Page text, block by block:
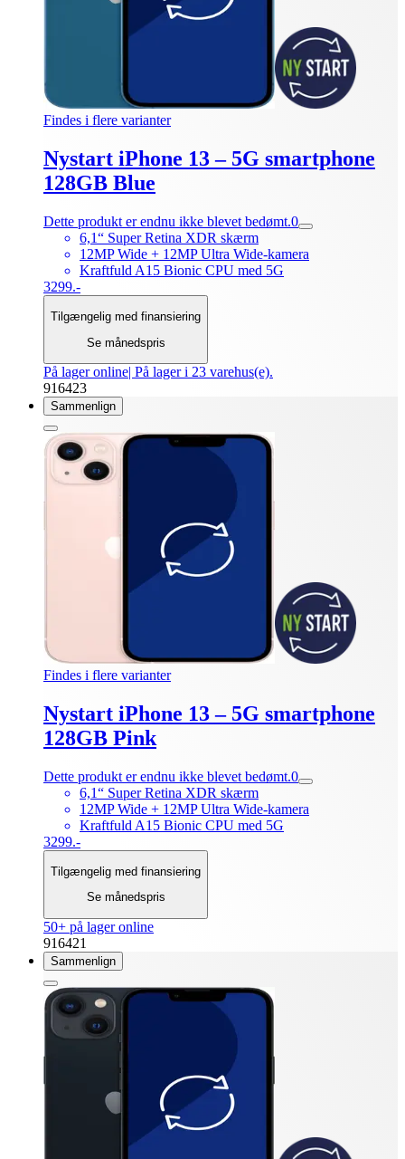
Findes i flere varianter
Nystart iPhone 13 – 5G smartphone
128GB Blue
Dette produkt er endnu ikke blevet bedømt.0
6,1“ Super Retina XDR skærm
12MP Wide + 12MP Ultra Wide-kamera
Kraftfuld A15 Bionic CPU med 5G
3299.-
Tilgængelig med finansiering
Se månedspris
På lager online| På lager i 23 varehus(e).
916423
Sammenlign
Findes i flere varianter
Nystart iPhone 13 – 5G smartphone
128GB Pink
Dette produkt er endnu ikke blevet bedømt.0
6,1“ Super Retina XDR skærm
12MP Wide + 12MP Ultra Wide-kamera
Kraftfuld A15 Bionic CPU med 5G
3299.-
Tilgængelig med finansiering
Se månedspris
50+ på lager online
916421
Sammenlign